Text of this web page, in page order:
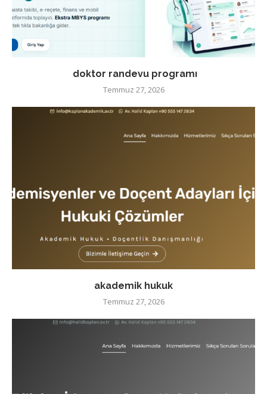
doktor randevu programı
Temmuz 27, 2026
akademik hukuk
Temmuz 27, 2026